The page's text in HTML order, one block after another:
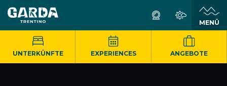
MENÜ
UNTERKÜNFTE EXPERIENCES ANGEBOTE